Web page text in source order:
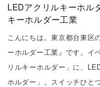
LEDアクリルキーホル
キーホルダー工業
こんにちは。東京都台東区
ーホルダー工業』です。イ
リルキーホルダー」に、
ホルダー」。スイッチひと